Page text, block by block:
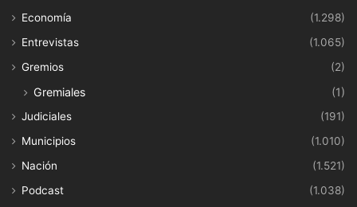
Economía
(1.298)
Entrevistas
(1.065)
Gremios
(2)
Gremiales (1)
Judiciales
(191)
Municipios
(1.010)
Nación
(1.521)
Podcast
(1.038)